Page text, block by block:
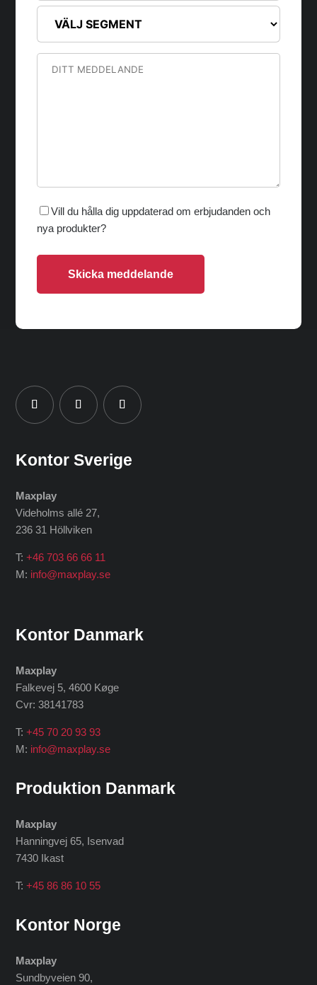
Vill du hålla dig uppdaterad om erbjudanden och
nya produkter?
Skicka meddelande
Kontor Sverige
Maxplay
Videholms allé 27,
236 31 Höllviken
T:+46 703 66 66 11
M: info@maxplay.se
Kontor Danmark
Maxplay
Falkevej 5, 4600 Køge
Cvr: 38141783
T:+45 70 20 93 93
M: info@maxplay.se
Produktion Danmark
Maxplay
Hanningvej 65, Isenvad
7430 Ikast
T:+45 86 86 10 55
Kontor Norge
Maxplay
Sundbyveien 90,